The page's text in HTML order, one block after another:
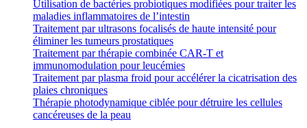
Utilisation de bactéries probiotiques modifiées pour traiter les
maladies inflammatoires de l’intestin
Traitement par ultrasons focalisés de haute intensité pour
éliminer les tumeurs prostatiques
Traitement par thérapie combinée CAR-T et
immunomodulation pour leucémies
Traitement par plasma froid pour accélérer la cicatrisation des
plaies chroniques
Thérapie photodynamique ciblée pour détruire les cellules
cancéreuses de la peau